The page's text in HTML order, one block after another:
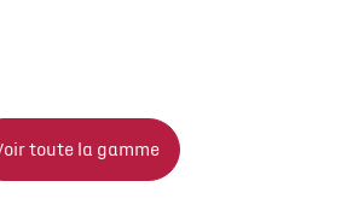
toute la gamme